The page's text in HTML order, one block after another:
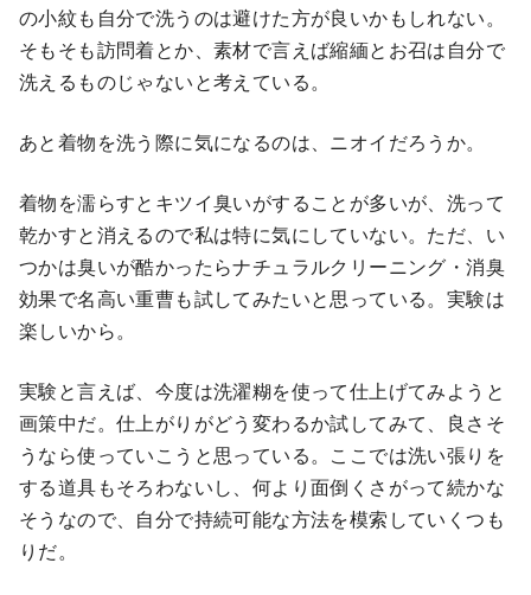
の小紋も自分で洗うのは避けた方が良いかもしれない。
そもそも訪問着とか、素材で言えば縮緬とお召は自分で
洗えるものじゃないと考えている。
あと着物を洗う際に気になるのは、ニオイだろうか。
着物を濡らすとキツイ臭いがすることが多いが、洗って
乾かすと消えるので私は特に気にしていない。ただ、い
つかは臭いが酷かったらナチュラルクリーニング・消臭
効果で名高い重曹も試してみたいと思っている。実験は
楽しいから。
実験と言えば、今度は洗濯糊を使って仕上げてみようと
画策中だ。仕上がりがどう変わるか試してみて、良さそ
うなら使っていこうと思っている。ここでは洗い張りを
する道具もそろわないし、何より面倒くさがって続かな
そうなので、自分で持続可能な方法を模索していくつも
りだ。